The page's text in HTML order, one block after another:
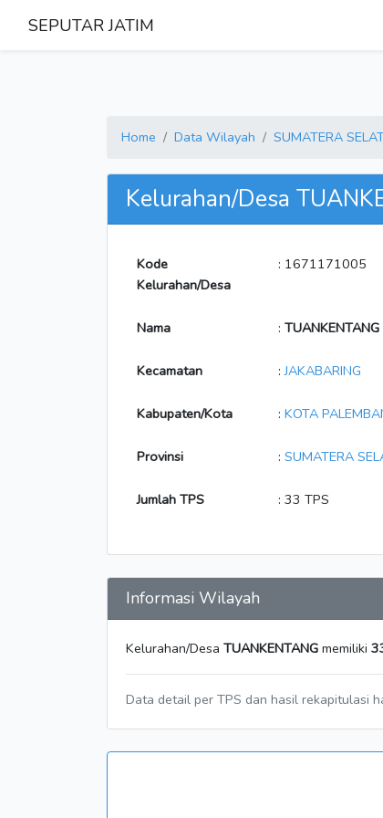
SEPUTAR JATIM
Home Data Wilayah SUMATERA
Kelurahan/Desa
Kode
Kelurahan/Desa
: 1671171005
Nama : TUANKENTANG
Kecamatan :JAKABARING
Kabupaten/Kota : KOTA
Provinsi : SUMATERA
Jumlah TPS : 33 TPS
Informasi Wilayah
Kelurahan/Desa TUANKENTANG memiliki
Data detail per TPS dan hasil rekapitulasi